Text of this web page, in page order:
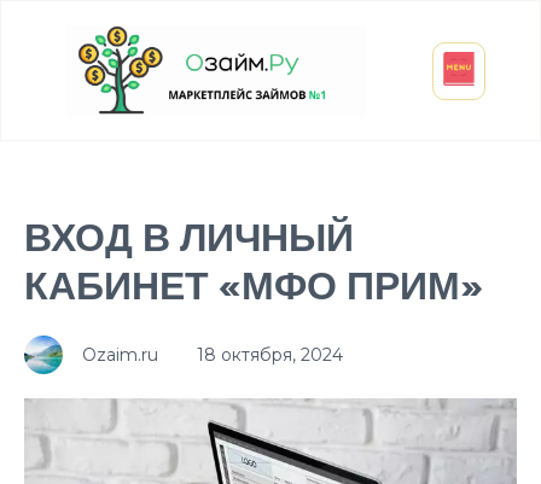
ВХОД В ЛИЧНЫЙ
КАБИНЕТ «МФО ПРИМ»
Ozaim.ru 18 октября, 2024